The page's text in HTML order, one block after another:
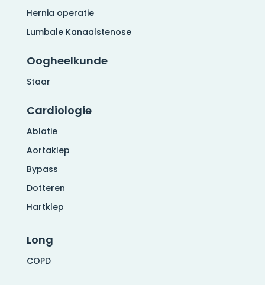
Hernia operatie
Lumbale Kanaalstenose
Oogheelkunde
Staar
Cardiologie
Ablatie
Aortaklep
Bypass
Dotteren
Hartklep
Long
COPD